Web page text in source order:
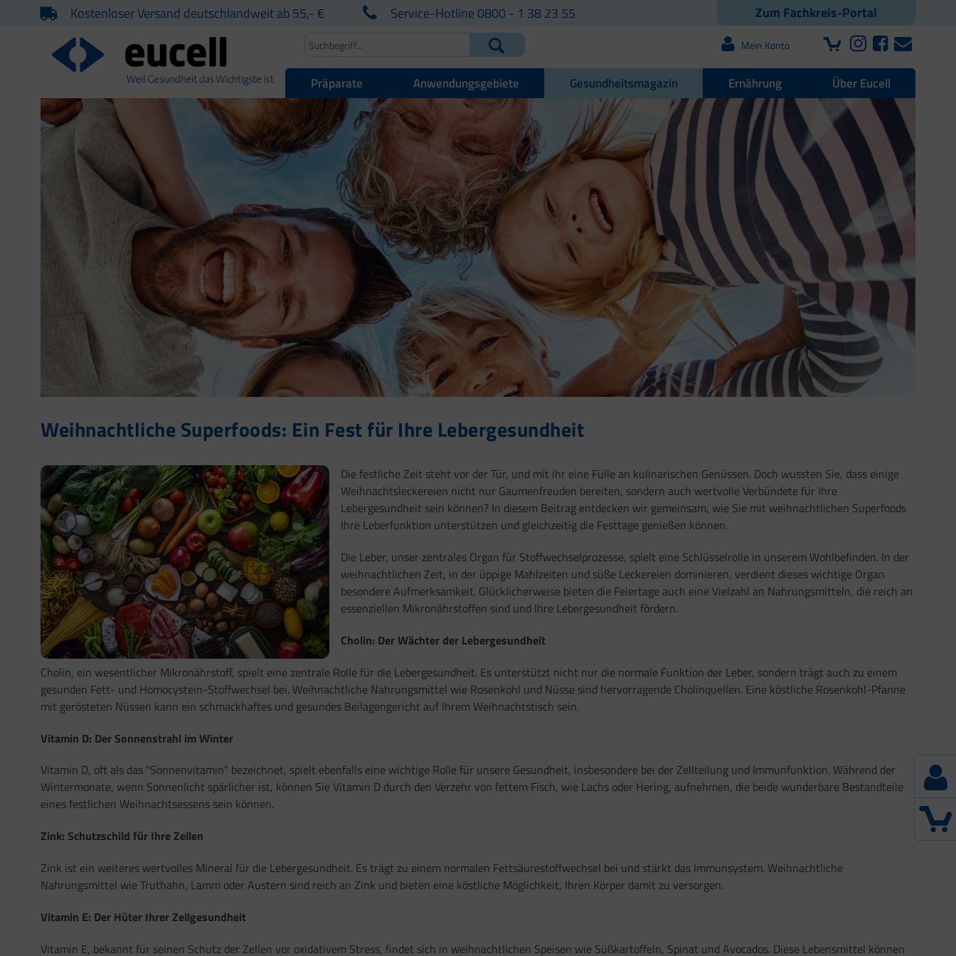
Zum Fachkreis-Portal
Kostenloser Versand deutschlandweit ab 55,- € Service-Hotline 0800 - 1 38 23 55
Mein Konto
Präparate Anwendungsgebiete Gesundheitsmagazin Ernährung Über Eucell
Weihnachtliche Superfoods: Ein Fest für Ihre Lebergesundheit
Die festliche Zeit steht vor der Tür, und mit ihr eine Fülle an kulinarischen Genüssen. Doch wussten Sie, dass einige
Weihnachtsleckereien nicht nur Gaumenfreuden bereiten, sondern auch wertvolle Verbündete für Ihre
Lebergesundheit sein können? In diesem Beitrag entdecken wir gemeinsam, wie Sie mit weihnachtlichen Superfoods
Ihre Leberfunktion unterstützen und gleichzeitig die Festtage genießen können.
Die Leber, unser zentrales Organ für Stoffwechselprozesse, spielt eine Schlüsselrolle in unserem Wohlbefinden. In der
weihnachtlichen Zeit, in der üppige Mahlzeiten und süße Leckereien dominieren, verdient dieses wichtige Organ
besondere Aufmerksamkeit. Glücklicherweise bieten die Feiertage auch eine Vielzahl an Nahrungsmitteln, die reich an
essenziellen Mikronährstoffen sind und Ihre Lebergesundheit fördern.
Cholin: Der Wächter der Lebergesundheit
Cholin, ein wesentlicher Mikronährstoff, spielt eine zentrale Rolle für die Lebergesundheit. Es unterstützt nicht nur die normale Funktion der Leber, sondern trägt auch zu einem
gesunden Fett- und Homocystein-Stoffwechsel bei. Weihnachtliche Nahrungsmittel wie Rosenkohl und Nüsse sind hervorragende Cholinquellen. Eine köstliche Rosenkohl-Pfanne
mit gerösteten Nüssen kann ein schmackhaftes und gesundes Beilagengericht auf Ihrem Weihnachtstisch sein.
Vitamin D: Der Sonnenstrahl im Winter
Vitamin D, oft als das "Sonnenvitamin" bezeichnet, spielt ebenfalls eine wichtige Rolle für unsere Gesundheit, insbesondere bei der Zellteilung und Immunfunktion. Während der
Wintermonate, wenn Sonnenlicht spärlicher ist, können Sie Vitamin D durch den Verzehr von fettem Fisch, wie Lachs oder Hering, aufnehmen, die beide wunderbare Bestandteile
eines festlichen Weihnachtsessens sein können.
Zink: Schutzschild für Ihre Zellen
Zink ist ein weiteres wertvolles Mineral für die Lebergesundheit. Es trägt zu einem normalen Fettsäurestoffwechsel bei und stärkt das Immunsystem. Weihnachtliche
Nahrungsmittel wie Truthahn, Lamm oder Austern sind reich an Zink und bieten eine köstliche Möglichkeit, Ihren Körper damit zu versorgen.
Vitamin E: Der Hüter Ihrer Zellgesundheit
Vitamin E, bekannt für seinen Schutz der Zellen vor oxidativem Stress, findet sich in weihnachtlichen Speisen wie Süßkartoffeln, Spinat und Avocados. Diese Lebensmittel können